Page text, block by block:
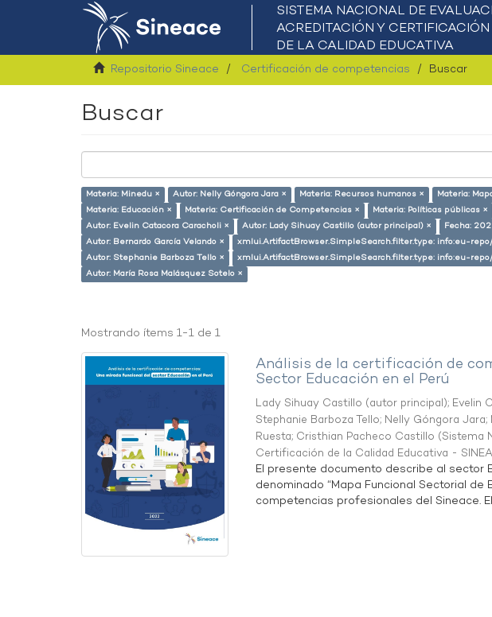
Repositorio Sineace Certificación de competencias Buscar
Buscar
Materia: Minedu × Autor: Nelly Góngora Jara × Materia: Recursos humanos × Materia:
Materia: Educación ×
Materia: Certificación de Competencias × Materia: Políticas públicas ×
Autor: Evelin Catacora Caracholi ×
Autor: Lady Sihuay Castillo (autor principal) × Fecha:
Autor: Bernardo García Velando ×
xmlui.ArtifactBrowser.SimpleSearch.filter.type: info:eu-
Autor: Stephanie Barboza Tello ×
xmlui.ArtifactBrowser.SimpleSearch.filter.type: info:eu-
Autor: María Rosa Malásquez Sotelo ×
Mostrando ítems 1-1 de 1
Análisis de la certificación de
Sector Educación en el Perú
Lady Sihuay Castillo (autor principal); Evelin
Stephanie Barboza Tello; Nelly Góngora Jara;
Ruesta; Cristhian Pacheco Castillo (Sistema
Certificación de la Calidad Educativa -
El presente documento describe al sector
denominado “Mapa Funcional Sectorial
competencias profesionales del Sineace. El